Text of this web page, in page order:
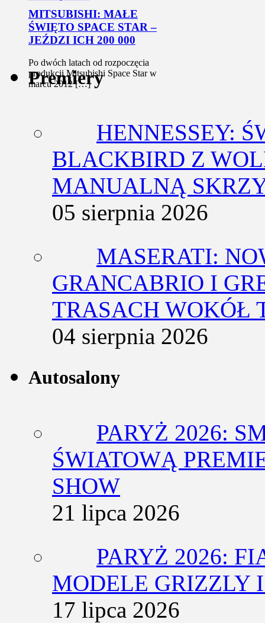
MITSUBISHI: MAŁE
ŚWIĘTO SPACE STAR –
JEŹDZI ICH 200 000
Po dwóch latach od rozpoczęcia
produkcji Mitsubishi Space Star w
marcu 2012 […]
Premiery
HENNESSEY:
BLACKBIRD Z
MANUALNĄ
05 sierpnia 2026
MASERATI:
GRANCABRIO I
TRASACH WOKÓŁ
04 sierpnia 2026
Autosalony
PARYŻ 2026:
ŚWIATOWĄ
SHOW
21 lipca 2026
PARYŻ 2026:
MODELE GRIZZLY
17 lipca 2026